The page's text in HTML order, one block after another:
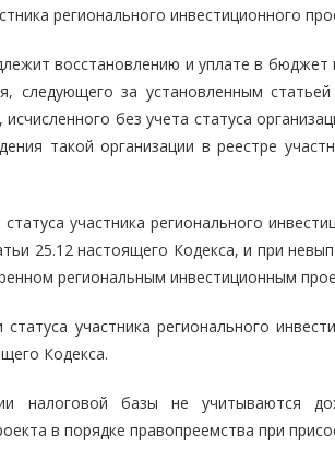
регионального инвестиционного
восстановлению и уплате в
следующего за установленным статьей
без учета статуса
такой организации в реестре
участника регионального
25.12 настоящего Кодекса, и при
региональным инвестиционным
участника регионального
Кодекса.
налоговой базы не учитываются
в порядке правопреемства при